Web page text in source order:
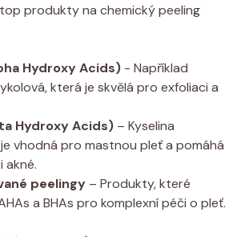
produkty na chemický peeling
Hydroxy Acids) ⁤- Například⁤
která je skvělá pro‍ exfoliaci ⁣a
Hydroxy Acids) – Kyselina‌
vhodná pro‍ mastnou⁢ pleť⁤ a ⁤pomáhá
akné.
peelingy – Produkty, ⁤které
a⁢ BHAs pro‌ komplexní péči ⁣o‌ pleť.